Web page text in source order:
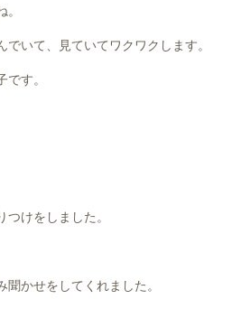
いて、見ていてワクワクします。
す。
けをしました。
かせをしてくれました。